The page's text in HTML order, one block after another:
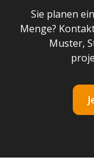
Sie planen
Menge?
Muster,